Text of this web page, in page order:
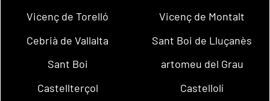
Vicenç de Torelló
Vicenç de Montalt
Cebrià de Vallalta
Sant Boi de Lluçanès
Sant Boi
artomeu del Grau
Castellterçol
Castellolí